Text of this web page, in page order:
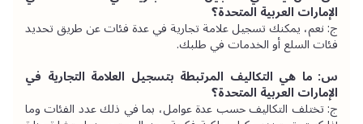
الإمارات العربية المتحدة؟
فئات السلع أو الخدمات في طلبك.
الإمارات العربية المتحدة؟